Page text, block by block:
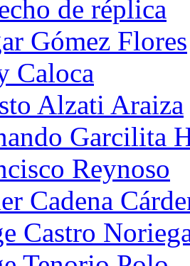
de réplica
Gómez Flores
Caloca
Alzati Araiza
Garcilita
Reynoso
Cadena
Castro